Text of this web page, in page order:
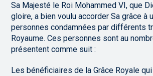
Sa Majesté le Roi Mohammed VI, que
gloire, a bien voulu accorder Sa grâce à
personnes condamnées par différents
Royaume. Ces personnes sont au
présentent comme suit :
Les bénéficiaires de la Grâce Royale